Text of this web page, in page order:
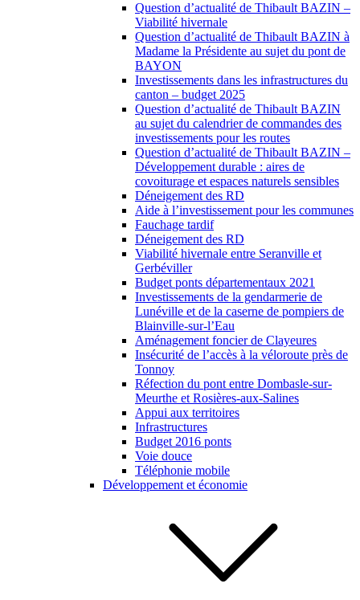
Question d’actualité de Thibault BAZIN –
Viabilité hivernale
Question d’actualité de Thibault BAZIN à
Madame la Présidente au sujet du pont de
BAYON
Investissements dans les infrastructures du
canton – budget 2025
Question d’actualité de Thibault BAZIN
au sujet du calendrier de commandes des
investissements pour les routes
Question d’actualité de Thibault BAZIN –
Développement durable : aires de
covoiturage et espaces naturels sensibles
Déneigement des RD
Aide à l’investissement pour les communes
Fauchage tardif
Déneigement des RD
Viabilité hivernale entre Seranville et
Gerbéviller
Budget ponts départementaux 2021
Investissements de la gendarmerie de
Lunéville et de la caserne de pompiers de
Blainville-sur-l’Eau
Aménagement foncier de Clayeures
Insécurité de l’accès à la véloroute près de
Tonnoy
Réfection du pont entre Dombasle-sur-
Meurthe et Rosières-aux-Salines
Appui aux territoires
Infrastructures
Budget 2016 ponts
Voie douce
Téléphonie mobile
Développement et économie